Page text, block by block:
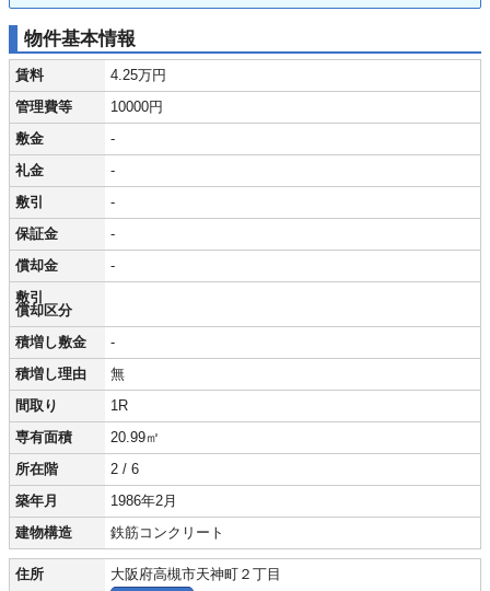
物件基本情報
賃料 4.25万円
管理費等 10000円
敷金 -
礼金 -
敷引 -
保証金 -
償却金 -
敷引
償却区分
積増し敷金 -
積増し理由 無
間取り 1R
専有面積 20.99㎡
所在階 2 / 6
築年月 1986年2月
建物構造 鉄筋コンクリート
住所 大阪府高槻市天神町２丁目